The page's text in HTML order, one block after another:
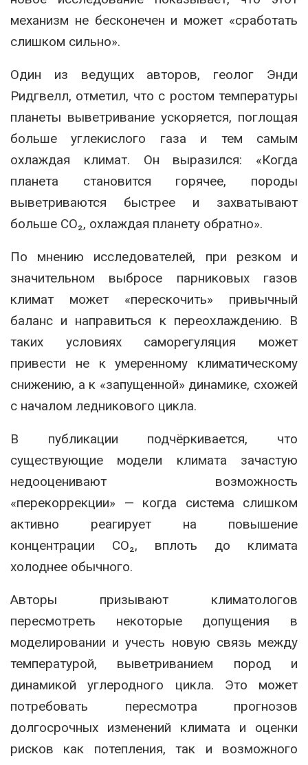
механизм не бесконечен и может «сработать
слишком сильно».
Один из ведущих авторов, геолог Энди
Ридгвелл, отметил, что с ростом температуры
планеты выветривание ускоряется, поглощая
больше углекислого газа и тем самым
охлаждая климат. Он выразился: «Когда
планета становится горячее, породы
выветриваются быстрее и захватывают
больше CO₂, охлаждая планету обратно».
По мнению исследователей, при резком и
значительном выбросе парниковых газов
климат может «перескочить» привычный
баланс и направиться к переохлаждению. В
таких условиях саморегуляция может
привести не к умеренному климатическому
снижению, а к «запущенной» динамике, схожей
с началом ледникового цикла.
В публикации подчёркивается, что
существующие модели климата зачастую
недооценивают возможность
«перекоррекции» — когда система слишком
активно реагирует на повышение
концентрации CO₂, вплоть до климата
холоднее обычного.
Авторы призывают климатологов
пересмотреть некоторые допущения в
моделировании и учесть новую связь между
температурой, выветриванием пород и
динамикой углеродного цикла. Это может
потребовать пересмотра прогнозов
долгосрочных изменений климата и оценки
рисков как потепления, так и возможного